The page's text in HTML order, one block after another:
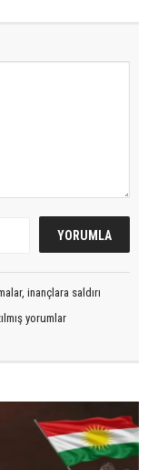
inançlara saldırı
yorumlar